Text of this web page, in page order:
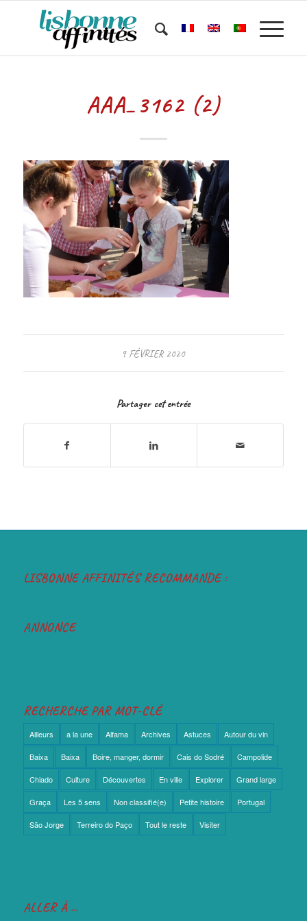
AAA_3162 (2)
9 FÉVRIER 2020
Partager cet entrée
LISBONNE AFFINITÉS RECOMMANDE :
ANNONCE
RECHERCHE PAR MOT-CLÉ
Ailleurs a la une Alfama Archives Astuces Autour du vin
Baixa Baixa Boire, manger, dormir Cais do Sodré Campolide
Chiado Culture Découvertes En ville Explorer Grand large
Graça Les 5 sens Non classifié(e) Petite histoire Portugal
São Jorge Terreiro do Paço Tout le reste Visiter
ALLER À …